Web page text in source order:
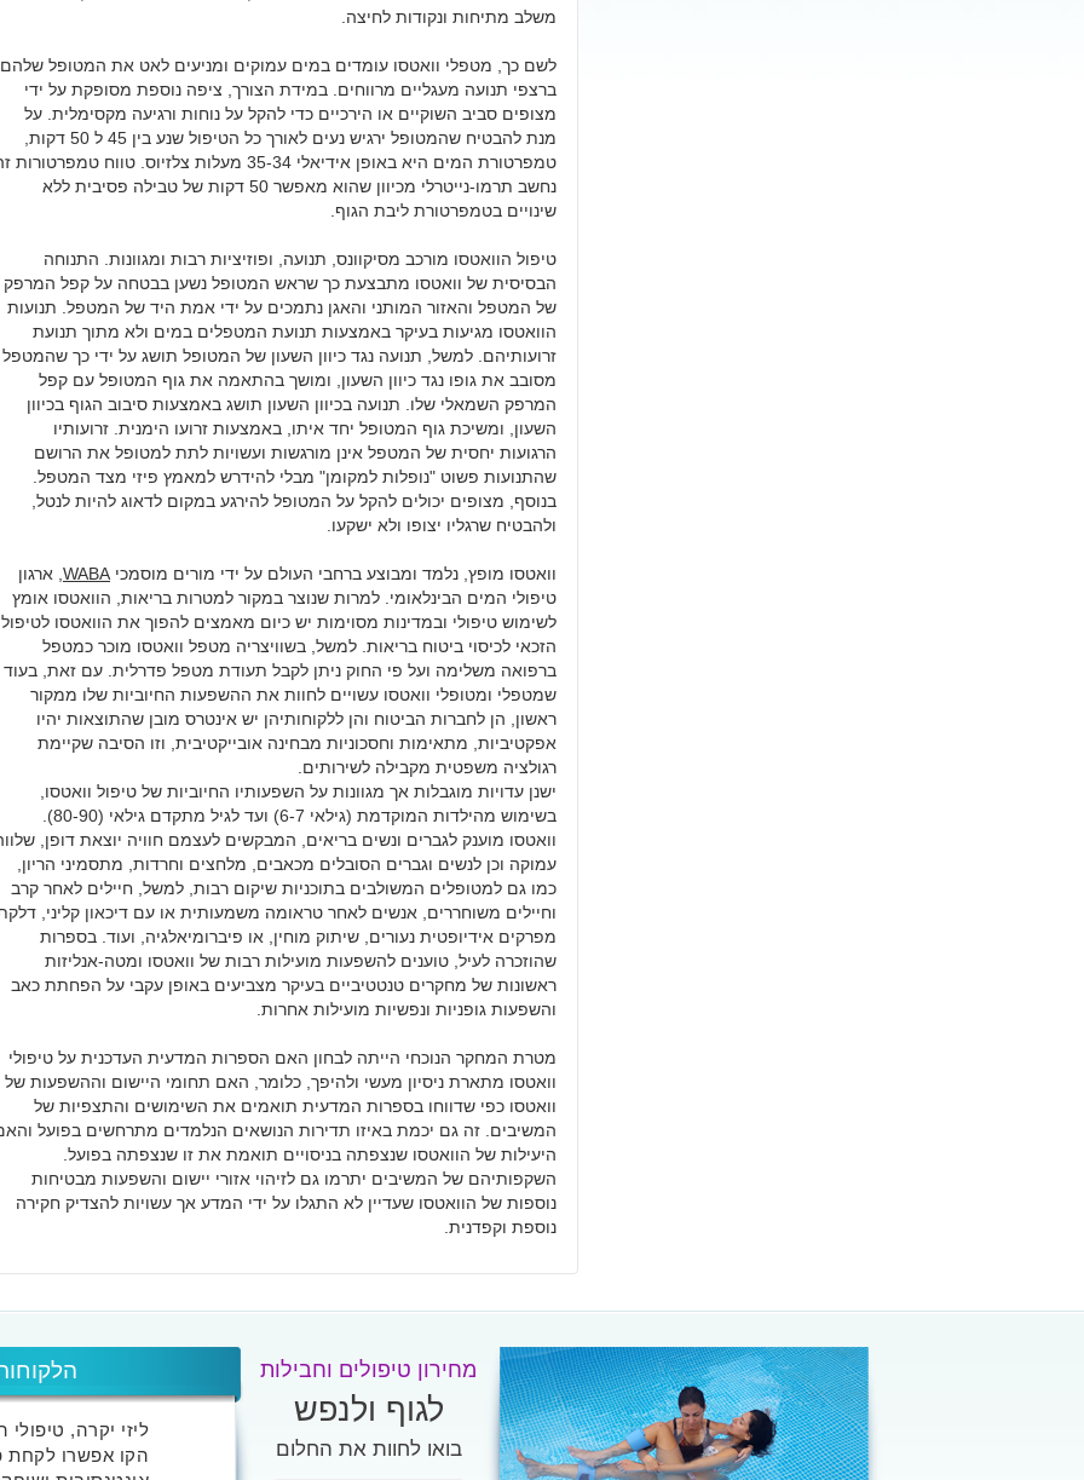
משלב מתיחות ונקודות לחיצה.
לשם כך, מטפלי וואטסו עומדים במים עמוקים ומניעים לאט את המטופל שלהם
ברצפי תנועה מעגליים מרווחים. במידת הצורך, ציפה נוספת מסופקת על ידי
מצופים סביב השוקיים או הירכיים כדי להקל על נוחות ורגיעה מקסימלית. על
מנת להבטיח שהמטופל ירגיש נעים לאורך כל הטיפול שנע בין 45 ל 50 דקות,
טמפרטורת המים היא באופן אידיאלי 35-34 מעלות צלזיוס. טווח טמפרטורות
נחשב תרמו-נייטרלי מכיוון שהוא מאפשר 50 דקות של טבילה פסיבית ללא
שינויים בטמפרטורת ליבת הגוף.
טיפול הוואטסו מורכב מסיקוונס, תנועה, ופוזיציות רבות ומגוונות. התנוחה
הבסיסית של וואטסו מתבצעת כך שראש המטופל נשען בבטחה על קפל המרפק
של המטפל והאזור המותני והאגן נתמכים על ידי אמת היד של המטפל. תנועות
הוואטסו מגיעות בעיקר באמצעות תנועת המטפלים במים ולא מתוך תנועת
זרועותיהם. למשל, תנועה נגד כיוון השעון של המטופל תושג על ידי כך שהמטפל
מסובב את גופו נגד כיוון השעון, ומושך בהתאמה את גוף המטופל עם קפל
המרפק השמאלי שלו. תנועה בכיוון השעון תושג באמצעות סיבוב הגוף בכיוון
השעון, ומשיכת גוף המטופל יחד איתו, באמצעות זרועו הימנית. זרועותיו
הרגועות יחסית של המטפל אינן מורגשות ועשויות לתת למטופל את הרושם
שהתנועות פשוט "נופלות למקומן" מבלי להידרש למאמץ פיזי מצד המטפל.
בנוסף, מצופים יכולים להקל על המטופל להירגע במקום לדאוג להיות לנטל,
ולהבטיח שרגליו יצופו ולא ישקעו.
וואטסו מופץ, נלמד ומבוצע ברחבי העולם על ידי מורים מוסמכי WABA , ארגון
טיפולי המים הבינלאומי. למרות שנוצר במקור למטרות בריאות, הוואטסו אומץ
לשימוש טיפולי ובמדינות מסוימות יש כיום מאמצים להפוך את הוואטסו לטיפול
הזכאי לכיסוי ביטוח בריאות. למשל, בשוויצריה מטפל וואטסו מוכר כמטפל
ברפואה משלימה ועל פי החוק ניתן לקבל תעודת מטפל פדרלית. עם זאת, בעוד
שמטפלי ומטופלי וואטסו עשויים לחוות את ההשפעות החיוביות שלו ממקור
ראשון, הן לחברות הביטוח והן ללקוחותיהן יש אינטרס מובן שהתוצאות יהיו
אפקטיביות, מתאימות וחסכוניות מבחינה אובייקטיבית, וזו הסיבה שקיימת
רגולציה משפטית מקבילה לשירותים.
ישנן עדויות מוגבלות אך מגוונות על השפעותיו החיוביות של טיפול וואטסו,
בשימוש מהילדות המוקדמת (גילאי 6-7) ועד לגיל מתקדם גילאי (80-90).
וואטסו מוענק לגברים ונשים בריאים, המבקשים לעצמם חוויה יוצאת דופן,
עמוקה וכן לנשים וגברים הסובלים מכאבים, מלחצים וחרדות, מתסמיני הריון,
כמו גם למטופלים המשולבים בתוכניות שיקום רבות, למשל, חיילים לאחר קרב
וחיילים משוחררים, אנשים לאחר טראומה משמעותית או עם דיכאון קליני,
מפרקים אידיופטית נעורים, שיתוק מוחין, או פיברומיאלגיה, ועוד. בספרות
שהוזכרה לעיל, טוענים להשפעות מועילות רבות של וואטסו ומטה-אנליזות
ראשונות של מחקרים טנטטיביים בעיקר מצביעים באופן עקבי על הפחתת כאב
והשפעות גופניות ונפשיות מועילות אחרות.
מטרת המחקר הנוכחי הייתה לבחון האם הספרות המדעית העדכנית על טיפולי
וואטסו מתארת ניסיון מעשי ולהיפך, כלומר, האם תחומי היישום וההשפעות של
וואטסו כפי שדווחו בספרות המדעית תואמים את השימושים והתצפיות של
המשיבים. זה גם יכמת באיזו תדירות הנושאים הנלמדים מתרחשים בפועל
היעילות של הוואטסו שנצפתה בניסויים תואמת את זו שנצפתה בפועל.
השקפותיהם של המשיבים יתרמו גם לזיהוי אזורי יישום והשפעות מבטיחות
נוספות של הוואטסו שעדיין לא התגלו על ידי המדע אך עשויות להצדיק חקירה
נוספת וקפדנית.
ליזי יקרה,
הקו אפשרו לקחת
מחירון טיפולים וחבילות
לגוף ולנפש
בואו לחוות את החלום